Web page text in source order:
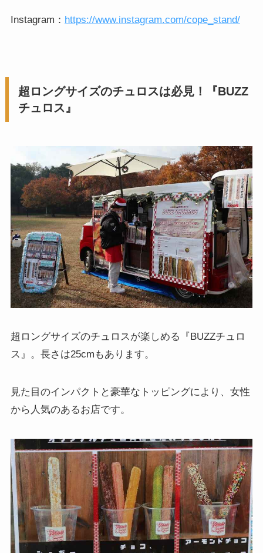
Instagram： https://www.instagram.com/cope_stand/
超ロングサイズのチュロスは必見！『BUZZ
チュロス』
超ロングサイズのチュロスが楽しめる『BUZZチュロ
ス』。長さは25cmもあります。
見た目のインパクトと豪華なトッピングにより、女性
から人気のあるお店です。